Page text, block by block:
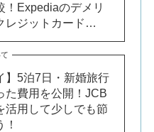
！Expediaのデメリ
レジットカード…
】5泊7日・新婚旅行
た費用を公開！JCB
活用して少しでも節